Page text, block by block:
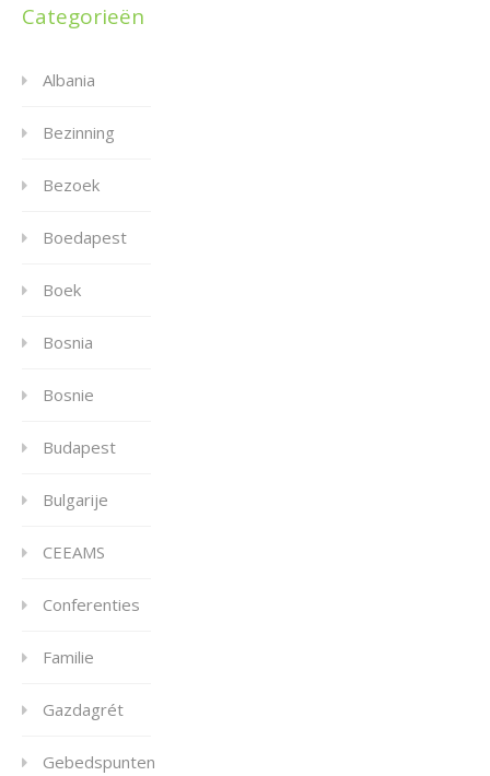
Categorieën
Albania
Bezinning
Bezoek
Boedapest
Boek
Bosnia
Bosnie
Budapest
Bulgarije
CEEAMS
Conferenties
Familie
Gazdagrét
Gebedspunten